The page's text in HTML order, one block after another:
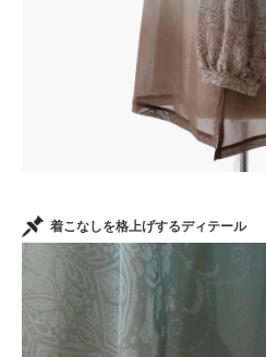
着こなしを格上げするディテール